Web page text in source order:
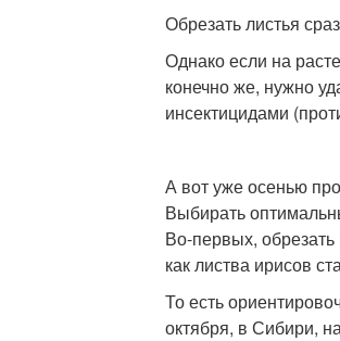
Обрезать листья
Однако если на
конечно же, нужно
инсектицидами
А вот уже осенью
Выбирать
Во-первых,
как листва ирисов
То есть
октября, в Сибири,